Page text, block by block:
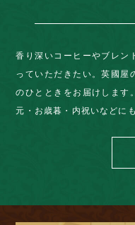
香り深いコーヒーやブレン
っていただきたい。英國屋
のひとときをお届けします
元・お歳暮・内祝いなどに